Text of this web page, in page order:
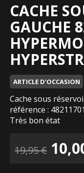
CACHE
GAUCHE
ARTICLE D'OCCASION
Cache sous
référence :
Très bon état
19,95€ Le